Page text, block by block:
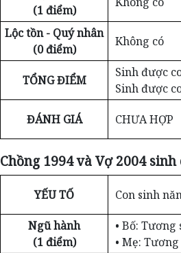
(1 điểm)
Lộc tồn - Quý nhân
(0 điểm)
Không có
TỔNG ĐIỂM
Sinh được
Sinh được
ĐÁNH GIÁ CHƯA HỢP
Chồng 1994 và Vợ 2004
YẾU TỐ Con sinh
Ngũ hành
(1 điểm)
• Bố: Tương
• Mẹ: